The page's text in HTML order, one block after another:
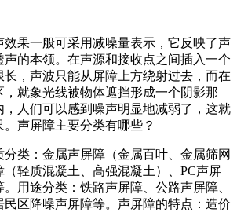
效果一般可采用减噪量表示，它反映了声
声的本领。在声源和接收点之间插入一个
，声波只能从屏障上方绕射过去，而在
就象光线被物体遮挡形成一个阴影那
，人们可以感到噪声明显地减弱了，这就
声屏障主要分类有哪些？
类：金属声屏障（金属百叶、金属筛网
轻质混凝土、高强混凝土）、PC声屏
用途分类：铁路声屏障、公路声屏障、
区降噪声屏障等。声屏障的特点：造价